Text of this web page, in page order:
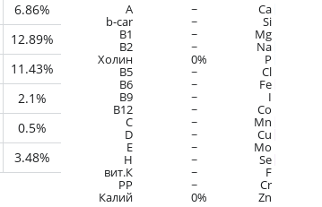
6.86%
12.89%
11.43%
2.1%
0.5%
3.48%
A
~
b-car ~
В1 ~
B2 ~
Холин 0%
B5 ~
B6 ~
B9 ~
B12 ~
C ~
D ~
E ~
H ~
вит.К ~
PP ~
Калий 0%
Ca
Si
Mg
Na
P
Cl
Fe
I
Co
Mn
Cu
Mo
Se
F
Cr
Zn